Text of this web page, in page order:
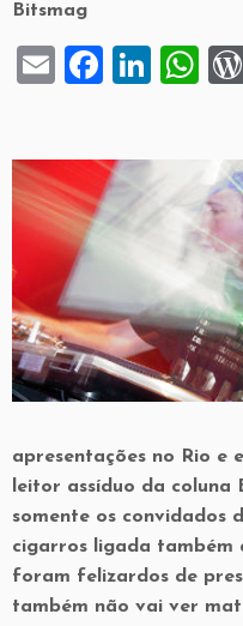
Bitsmag
E
l
F
e
b
o
k
Li
dI
W
s
A
p
p
apresentações no Rio e
leitor assíduo da
somente os convidados
cigarros ligada também
foram felizardos de
também não vai ver